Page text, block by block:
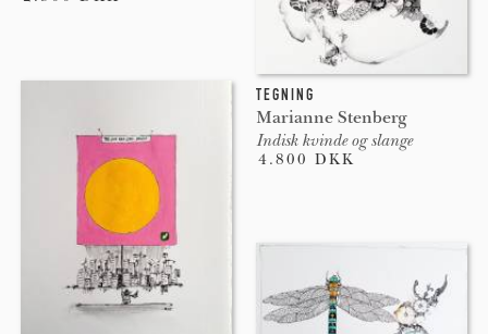
TEGNING
Marianne Stenberg
Indisk kvinde og slange
4.800 DKK